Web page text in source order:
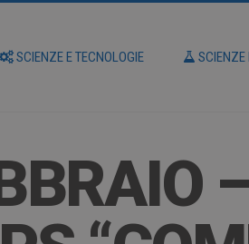
SCIENZE E TECNOLOGIE SCIENZE